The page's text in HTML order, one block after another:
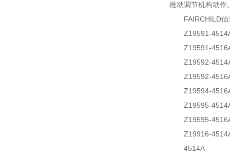
推动调节机构动作
FAIRCHILD仙
Z19591-
Z19591-
Z19592-
Z19592-
Z19594-
Z19595-
Z19595-
Z19916-
4514A